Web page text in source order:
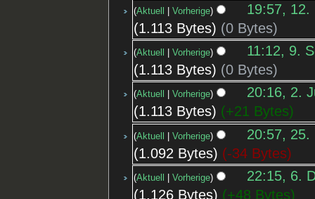
Aktuell Vorherige
19:57, 12.
1.113 Bytes
0 Bytes
Aktuell Vorherige
11:12, 9.
1.113 Bytes
0 Bytes
Aktuell Vorherige
20:16, 2.
1.113 Bytes
+21 Bytes
Aktuell Vorherige
20:57, 25.
1.092 Bytes
-34 Bytes
Aktuell Vorherige
22:15, 6.
1.126 Bytes
+48 Bytes